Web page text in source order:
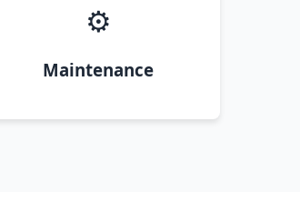
⚙️
Maintenance